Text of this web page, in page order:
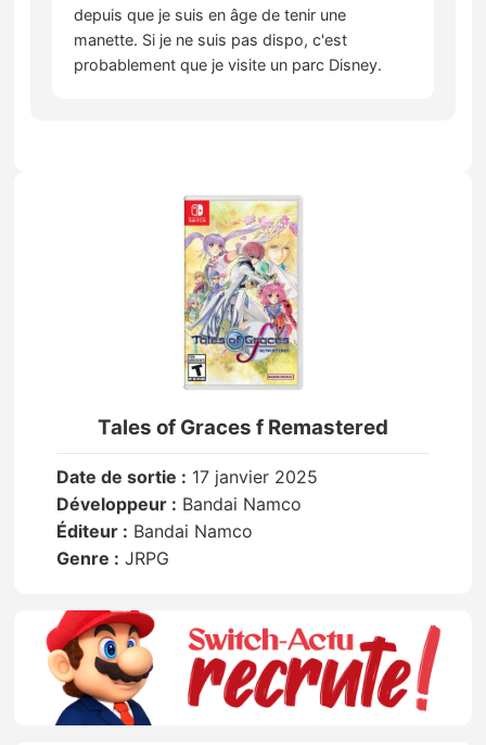
depuis que je suis en âge de tenir une
manette. Si je ne suis pas dispo, c'est
probablement que je visite un parc Disney.
Tales of Graces f Remastered
Date de sortie : 17 janvier 2025
Développeur : Bandai Namco
Éditeur : Bandai Namco
Genre : JRPG